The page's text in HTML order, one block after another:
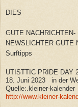
DIES
GUTE
NEWSLICHTER GUTE
Surftipps
UTISTTIC PRIDE DAY
18. Juni 2023 in der
Quelle:.kleiner-kalender
http://www.kleiner-